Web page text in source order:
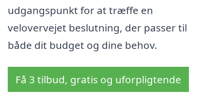
udgangspunkt for at træffe en
velovervejet beslutning, der passer til
både dit budget og dine behov.
Få 3 tilbud, gratis og uforpligtende